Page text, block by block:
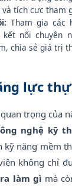
tích cực tham
Tham gia các
kết nối chuyên
chia sẻ giá trị
lực
trọng của
nghệ kỹ
kỹ năng mềm
không chỉ
làm gì mà